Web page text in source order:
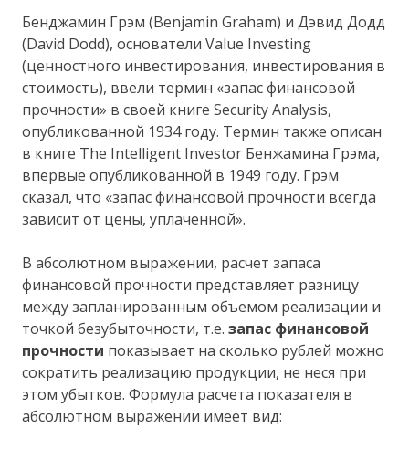
Бенджамин Грэм (Benjamin Graham) и Дэвид Додд
(David Dodd), основатели Value Investing
(ценностного инвестирования, инвестирования в
стоимость), ввели термин «запас финансовой
прочности» в своей книге Security Analysis,
опубликованной 1934 году. Термин также описан
в книге The Intelligent Investor Бенжамина Грэма,
впервые опубликованной в 1949 году. Грэм
сказал, что «запас финансовой прочности всегда
зависит от цены, уплаченной».
В абсолютном выражении, расчет запаса
финансовой прочности представляет разницу
между запланированным объемом реализации и
точкой безубыточности, т.е.запас финансовой
прочности показывает на сколько рублей можно
сократить реализацию продукции, не неся при
этом убытков. Формула расчета показателя в
абсолютном выражении имеет вид: